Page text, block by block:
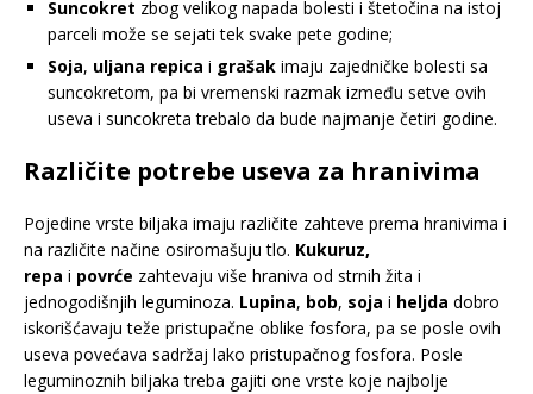
Suncokret zbog velikog napada bolesti i štetočina na istoj
parceli može se sejati tek svake pete godine;
Soja, uljana repica i grašak imaju zajedničke bolesti sa
suncokretom, pa bi vremenski razmak između setve ovih
useva i suncokreta trebalo da bude najmanje četiri godine.
Različite potrebe useva za hranivima
Pojedine vrste biljaka imaju različite zahteve prema hranivima i
na različite načine osiromašuju tlo. Kukuruz,
repa i povrće zahtevaju više hraniva od strnih žita i
jednogodišnjih leguminoza. Lupina, bob, soja i heljda dobro
iskorišćavaju teže pristupačne oblike fosfora, pa se posle ovih
useva povećava sadržaj lako pristupačnog fosfora. Posle
leguminoznih biljaka treba gajiti one vrste koje najbolje